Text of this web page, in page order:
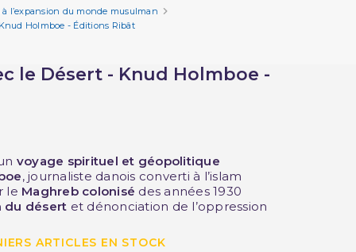
à l’expansion du monde musulman
Holmboe - Éditions Ribât
le Désert - Knud Holmboe -
voyage spirituel et géopolitique
, journaliste danois converti à l’islam
le Maghreb colonisé des années 1930
du désert et dénonciation de l’oppression
ARTICLES EN STOCK